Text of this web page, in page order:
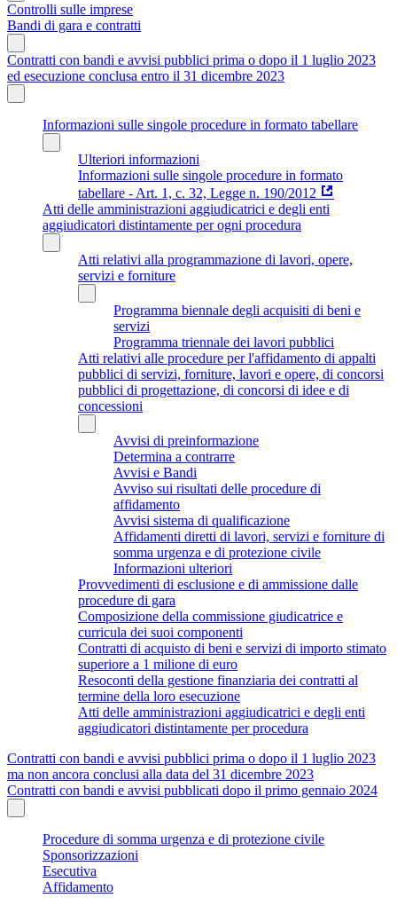
Controlli sulle imprese
Bandi di gara e contratti
Contratti con bandi e avvisi pubblici prima o dopo il 1 luglio 2023
ed esecuzione conclusa entro il 31 dicembre 2023
Informazioni sulle singole procedure in formato tabellare
Ulteriori informazioni
Informazioni sulle singole procedure in formato
tabellare - Art. 1, c. 32, Legge n. 190/2012
Atti delle amministrazioni aggiudicatrici e degli enti
aggiudicatori distintamente per ogni procedura
Atti relativi alla programmazione di lavori, opere,
servizi e forniture
Programma biennale degli acquisiti di beni e
servizi
Programma triennale dei lavori pubblici
Atti relativi alle procedure per l'affidamento di appalti
pubblici di servizi, forniture, lavori e opere, di concorsi
pubblici di progettazione, di concorsi di idee e di
concessioni
Avvisi di preinformazione
Determina a contrarre
Avvisi e Bandi
Avviso sui risultati delle procedure di
affidamento
Avvisi sistema di qualificazione
Affidamenti diretti di lavori, servizi e forniture di
somma urgenza e di protezione civile
Informazioni ulteriori
Provvedimenti di esclusione e di ammissione dalle
procedure di gara
Composizione della commissione giudicatrice e
curricula dei suoi componenti
Contratti di acquisto di beni e servizi di importo stimato
superiore a 1 milione di euro
Resoconti della gestione finanziaria dei contratti al
termine della loro esecuzione
Atti delle amministrazioni aggiudicatrici e degli enti
aggiudicatori distintamente per procedura
Contratti con bandi e avvisi pubblici prima o dopo il 1 luglio 2023
ma non ancora conclusi alla data del 31 dicembre 2023
Contratti con bandi e avvisi pubblicati dopo il primo gennaio 2024
Procedure di somma urgenza e di protezione civile
Sponsorizzazioni
Esecutiva
Affidamento